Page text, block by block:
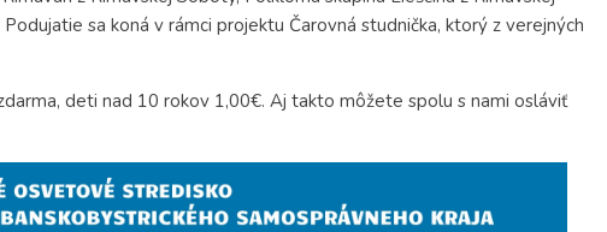
sa koná v rámci projektu Čarovná studnička, ktorý z verejných
deti nad 10 rokov 1,00€. Aj takto môžete spolu s nami osláviť